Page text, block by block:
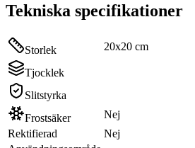
Tekniska specifikationer
Storlek 20x20 cm
Tjocklek
Slitstyrka
Frostsäker
Nej
Rektifierad
Nej